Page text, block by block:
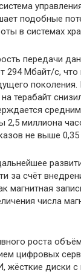
подобные
в системах
передачи
294 Мбайт/с,
поколения.
терабайт
2,5 миллиона
не выше 0,35
за счёт
магнитная
числа
роста
цифровых
жёсткие диски